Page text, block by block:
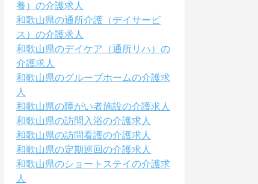
養）の介護求人
和歌山県の通所介護（デイサービ
ス）の介護求人
和歌山県のデイケア（通所リハ）の
介護求人
和歌山県のグループホームの介護求
人
和歌山県の障がい者施設の介護求人
和歌山県の訪問入浴の介護求人
和歌山県の訪問看護の介護求人
和歌山県の定期巡回の介護求人
和歌山県のショートステイの介護求
人